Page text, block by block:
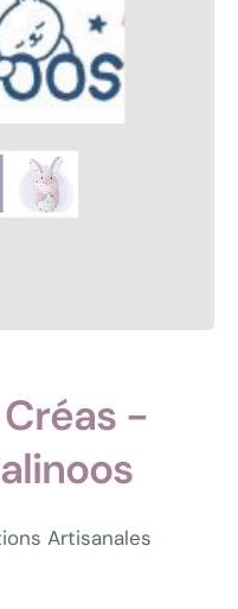
-
Artisanales